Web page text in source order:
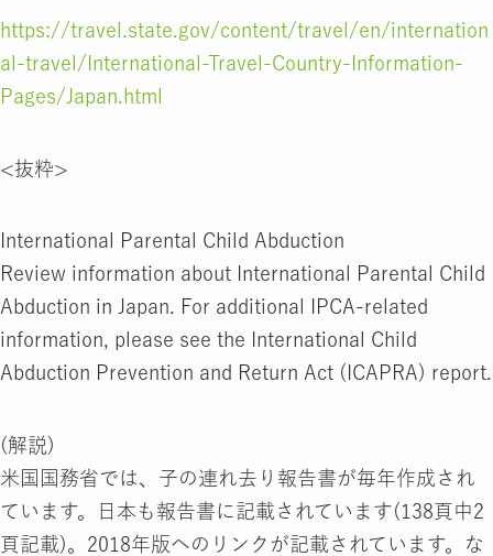
https://travel.state.gov/content/travel/en/internation
al-travel/International-Travel-Country-Information-
Pages/Japan.html
<抜粋>
International Parental Child Abduction
Review information about International Parental Child
Abduction in Japan. For additional IPCA-related
information, please see the International Child
Abduction Prevention and Return Act (ICAPRA) report.
(解説)
米国国務省では、子の連れ去り報告書が毎年作成され
ています。日本も報告書に記載されています(138頁中2
頁記載)。2018年版へのリンクが記載されています。な